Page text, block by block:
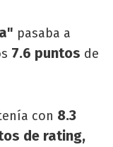
pasaba a
7.6 puntos de
con 8.3
de rating,